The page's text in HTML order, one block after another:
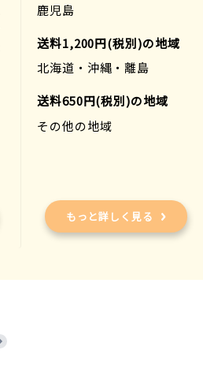
鹿児島
送料1,200円(税別)の地域
北海道・沖縄・離島
送料650円(税別)の地域
その他の地域
もっと詳しく見る